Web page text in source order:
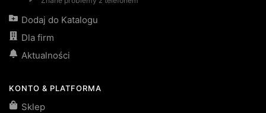
Dodaj do Katalogu
Dla firm
Aktualności
KONTO & PLATFORMA
Sklep